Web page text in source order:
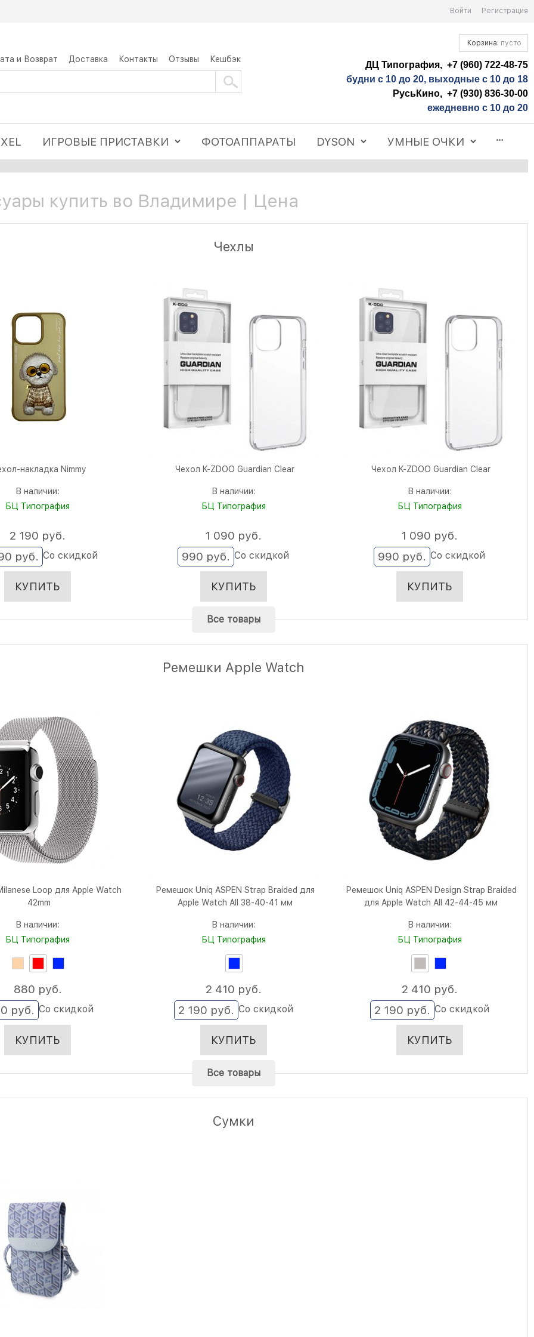
Войти Регистрация
и Возврат Доставка Контакты Отзывы Кешбэк
Корзина: пусто
ДЦ Типография, +7 (960) 722-48-75
будни с 10 до 20, выходные с 10 до 18
РусьКино, +7 (930) 836-30-00
ежедневно с 10 до 20
ИГРОВЫЕ ПРИСТАВКИ ФОТОАППАРАТЫ DYSON УМНЫЕ ОЧКИ
купить во Владимире | Цена
Чехлы
накладка Nimmy
В наличии:
БЦ Типография
руб. Со скидкой
2 190 руб.
КУПИТЬ
Чехол K-ZDOO Guardian Clear
В наличии:
БЦ Типография
990 руб. Со скидкой
1 090 руб.
КУПИТЬ
Чехол K-ZDOO Guardian Clear
В наличии:
БЦ Типография
990 руб. Со скидкой
1 090 руб.
КУПИТЬ
Все товары
Ремешки Apple Watch
Loop для Apple Watch
42mm
В наличии:
БЦ Типография
руб. Со скидкой
880 руб.
КУПИТЬ
Ремешок Uniq ASPEN Strap Braided для
Apple Watch All 38-40-41 мм
В наличии:
БЦ Типография
2 190 руб. Со скидкой
2 410 руб.
КУПИТЬ
Ремешок Uniq ASPEN Design Strap Braided
для Apple Watch All 42-44-45 мм
В наличии:
БЦ Типография
2 190 руб. Со скидкой
2 410 руб.
КУПИТЬ
Все товары
Сумки